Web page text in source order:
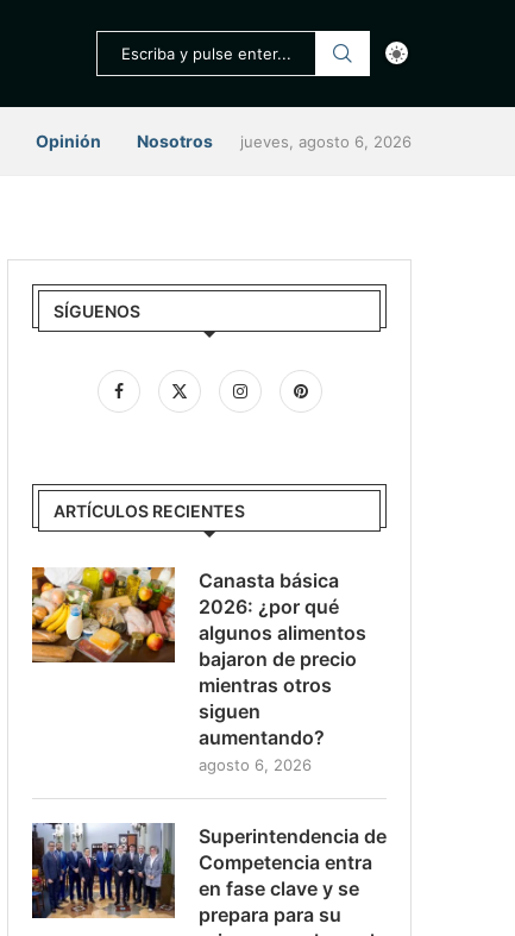
Opinión Nosotros jueves, agosto 6, 2026
SÍGUENOS
ARTÍCULOS RECIENTES
Canasta básica
2026: ¿por qué
algunos alimentos
bajaron de precio
mientras otros
siguen
aumentando?
agosto 6, 2026
Superintendencia de
Competencia entra
en fase clave y se
prepara para su